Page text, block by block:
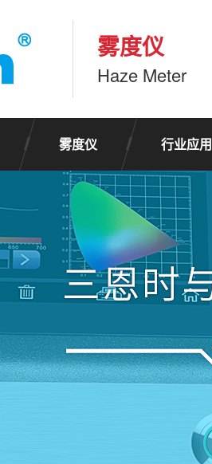
雾度仪
Haze Meter
雾度仪 行业应用